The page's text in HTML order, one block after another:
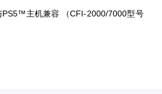
PS5™主机兼容 （CFI-2000/7000型号